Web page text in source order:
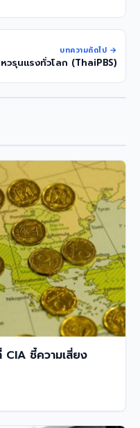
บทความถัดไป →
รุนแรงทั่วโลก (ThaiPBS)
ชี้ความเสี่ยง